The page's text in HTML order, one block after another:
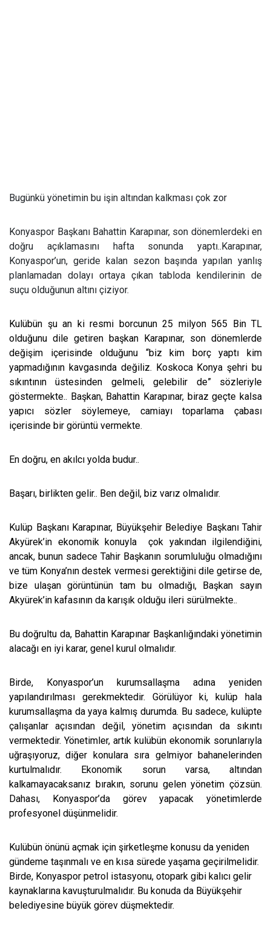
Bugünkü yönetimin bu işin altından kalkması çok zor
Konyaspor Başkanı Bahattin Karapınar, son dönemlerdeki en
doğru açıklamasını hafta sonunda yaptı..Karapınar,
Konyaspor’un, geride kalan sezon başında yapılan yanlış
planlamadan dolayı ortaya çıkan tabloda kendilerinin de
suçu olduğunun altını çiziyor.
Kulübün şu an ki resmi borcunun 25 milyon 565 Bin TL
olduğunu dile getiren başkan Karapınar, son dönemlerde
değişim içerisinde olduğunu “biz kim borç yaptı kim
yapmadığının kavgasında değiliz. Koskoca Konya şehri bu
sıkıntının üstesinden gelmeli, gelebilir de” sözleriyle
göstermekte.. Başkan, Bahattin Karapınar, biraz geçte kalsa
yapıcı sözler söylemeye, camiayı toparlama çabası
içerisinde bir görüntü vermekte.
En doğru, en akılcı yolda budur..
Başarı, birlikten gelir.. Ben değil, biz varız olmalıdır.
Kulüp Başkanı Karapınar, Büyükşehir Belediye Başkanı Tahir
Akyürek’in ekonomik konuyla
çok yakından ilgilendiğini,
ancak, bunun sadece Tahir Başkanın sorumluluğu olmadığını
ve tüm Konya’nın destek vermesi gerektiğini dile getirse de,
bize ulaşan görüntünün tam bu olmadığı, Başkan sayın
Akyürek’in kafasının da karışık olduğu ileri sürülmekte..
Bu doğrultu da, Bahattin Karapınar Başkanlığındaki yönetimin
alacağı en iyi karar, genel kurul olmalıdır.
Birde, Konyaspor’un kurumsallaşma adına yeniden
yapılandırılması gerekmektedir. Görülüyor ki, kulüp hala
kurumsallaşma da yaya kalmış durumda. Bu sadece, kulüpte
çalışanlar açısından değil, yönetim açısından da sıkıntı
vermektedir. Yönetimler, artık kulübün ekonomik sorunlarıyla
uğraşıyoruz, diğer konulara sıra gelmiyor bahanelerinden
kurtulmalıdır. Ekonomik sorun varsa, altından
kalkamayacaksanız bırakın, sorunu gelen yönetim çözsün.
Dahası, Konyaspor’da görev yapacak yönetimlerde
profesyonel düşünmelidir.
Kulübün önünü açmak için şirketleşme konusu da yeniden
gündeme taşınmalı ve en kısa sürede yaşama geçirilmelidir.
Birde, Konyaspor petrol istasyonu, otopark gibi kalıcı gelir
kaynaklarına kavuşturulmalıdır. Bu konuda da Büyükşehir
belediyesine büyük görev düşmektedir.